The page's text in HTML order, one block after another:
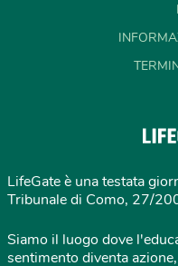
LifeGate è una testata
Tribunale di Como, 27/
Siamo il luogo dove
sentimento diventa